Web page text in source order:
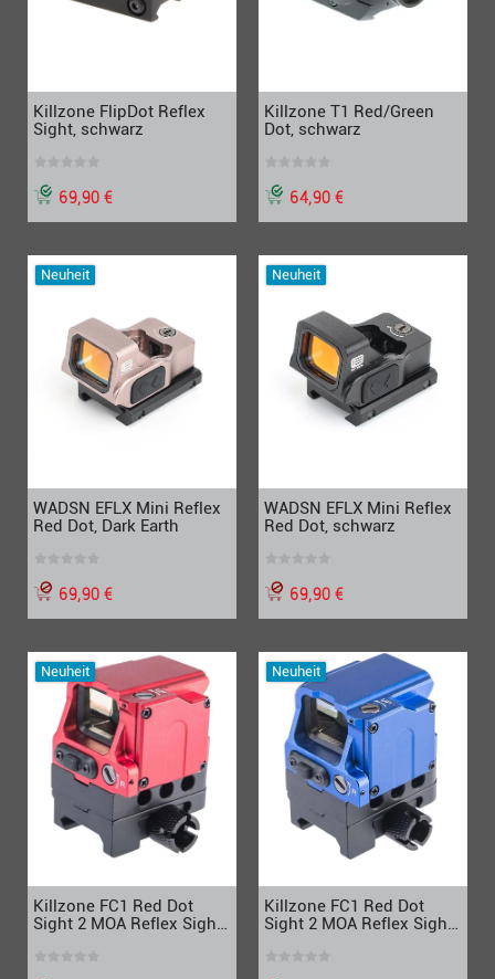
Killzone FlipDot Reflex
Sight, schwarz
69,90 €
Killzone T1 Red/Green
Dot, schwarz
64,90 €
Neuheit
WADSN EFLX Mini Reflex
Red Dot, Dark Earth
69,90 €
Neuheit
WADSN EFLX Mini Reflex
Red Dot, schwarz
69,90 €
Neuheit
Killzone FC1 Red Dot
Sight 2 MOA Reflex Sight
Neuheit
Killzone FC1 Red Dot
Sight 2 MOA Reflex Sight